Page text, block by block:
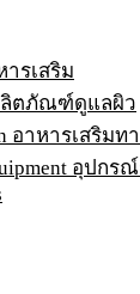
รเสริม
ลิตภัณฑ์ดูแลผิว
อาหารเสริม
อุปกร